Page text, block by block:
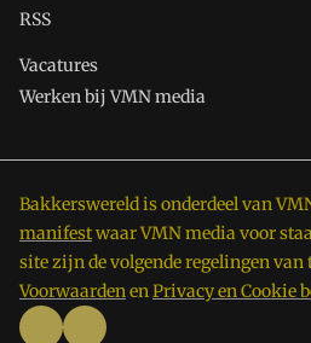
RSS
Vacatures
Werken bij VMN media
Bakkerswereld is onderdeel van
manifestwaar VMN media voor
site zijn de volgende regelingen van
VoorwaardenenPrivacy en Cookie